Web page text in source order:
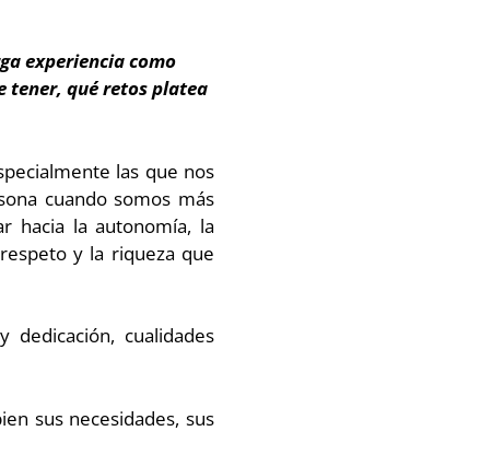
experiencia como
tener, qué retos platea
las que nos
cuando somos más
hacia la autonomía, la
y la riqueza que
cualidades
sus necesidades, sus